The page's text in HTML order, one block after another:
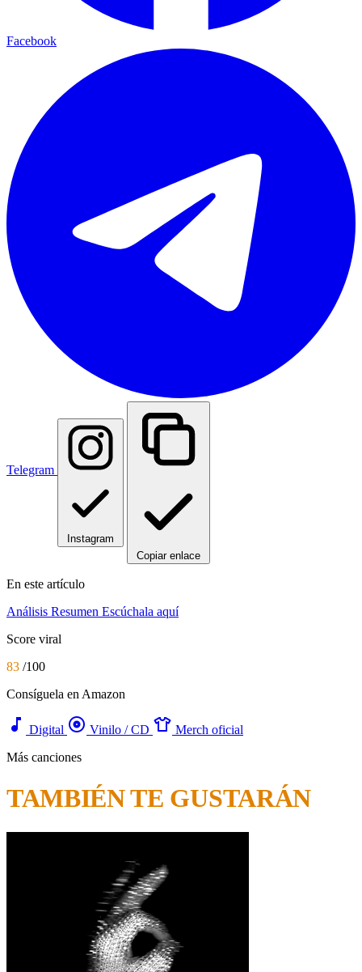
Facebook
Telegram
Instagram
Copiar enlace
En este artículo
Análisis Resumen Escúchala aquí
Score viral
83 /100
Consíguela en Amazon
music_note Digital album Vinilo / CD apparel Merch oficial
Más canciones
TAMBIÉN TE GUSTARÁN